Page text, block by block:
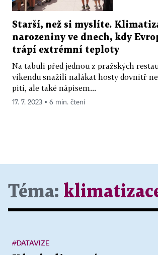
Starší, než si myslíte.
narozeniny ve dnech, kdy
trápí extrémní teploty
Na tabuli před jednou z pražských
víkendu snažili nalákat hosty dovnitř
pití, ale také nápisem...
17. 7. 2023 ▪ 6 min. čtení
Téma:
#DATAVIZE